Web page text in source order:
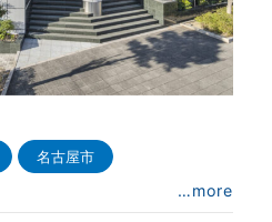
名古屋市
…more